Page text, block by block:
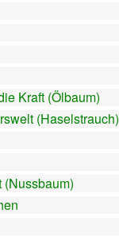
Kraft (Ölbaum)
(Haselstrauch)